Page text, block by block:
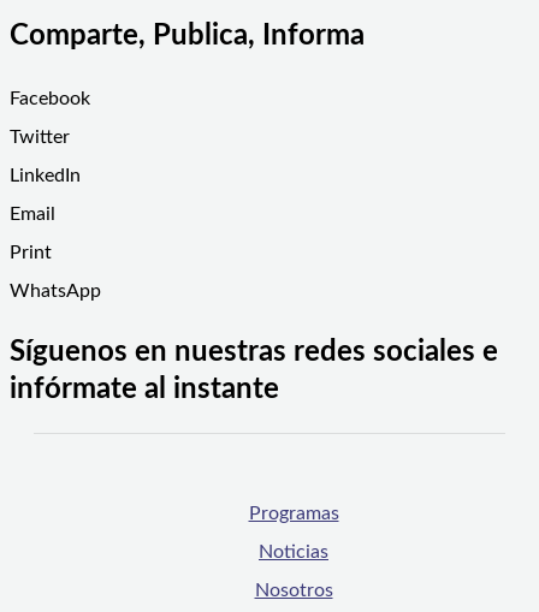
Comparte, Publica, Informa
Facebook
Twitter
LinkedIn
Email
Print
WhatsApp
Síguenos en nuestras redes sociales e
infórmate al instante
Programas
Noticias
Nosotros